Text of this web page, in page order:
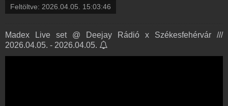
Feltöltve: 2026.04.05. 15:03:46
Madex Live set @ Deejay Rádió x Székesfehérvár ///
2026.04.05. - 2026.04.05.